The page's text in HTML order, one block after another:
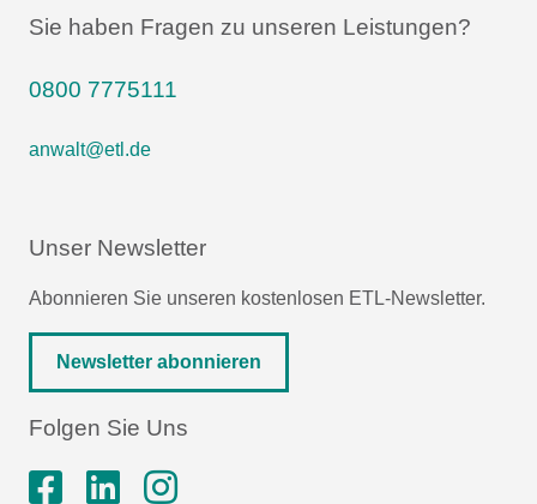
Sie haben Fragen zu unseren Leistungen?
0800 7775111
anwalt@etl.de
Unser Newsletter
Abonnieren Sie unseren kostenlosen ETL-Newsletter.
Newsletter abonnieren
Folgen Sie Uns